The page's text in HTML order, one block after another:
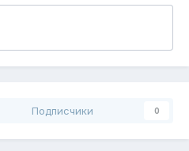
Подписчики 0